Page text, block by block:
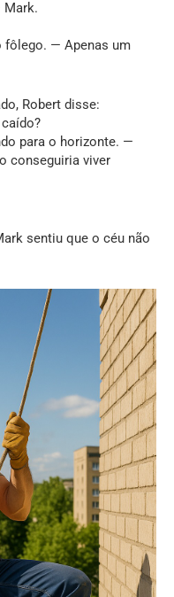
Mark.
fôlego. — Apenas um
Robert disse:
para o horizonte. —
conseguiria viver
sentiu que o céu não